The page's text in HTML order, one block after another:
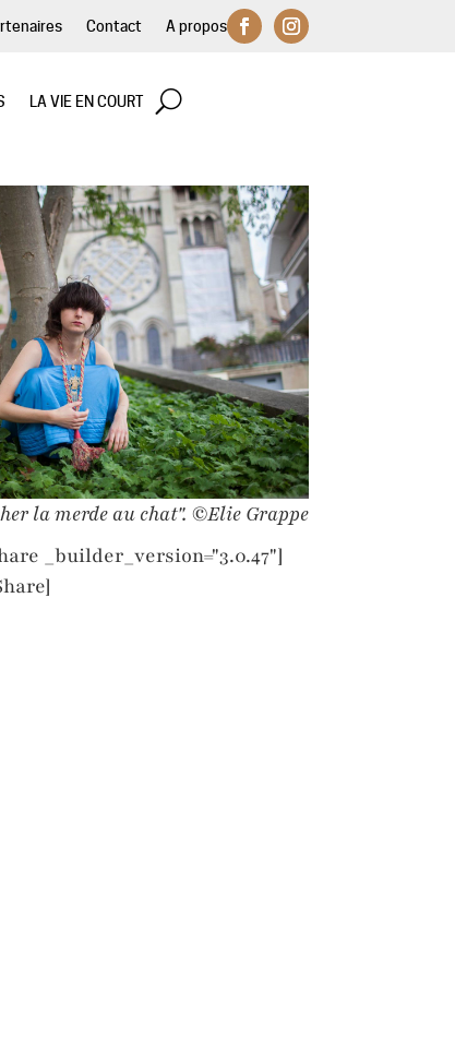
Contact A propos
LA VIE EN COURT
la merde au chat". ©Elie Grappe
_builder_version="3.0.47"]